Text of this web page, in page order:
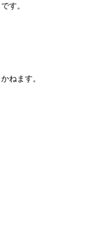
す。
ねます。